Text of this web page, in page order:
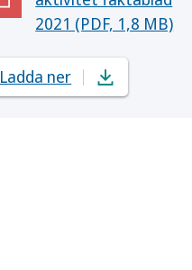
2021 (PDF, 1,8 MB)
(Öppnas i nytt fönster)
Ladda ner